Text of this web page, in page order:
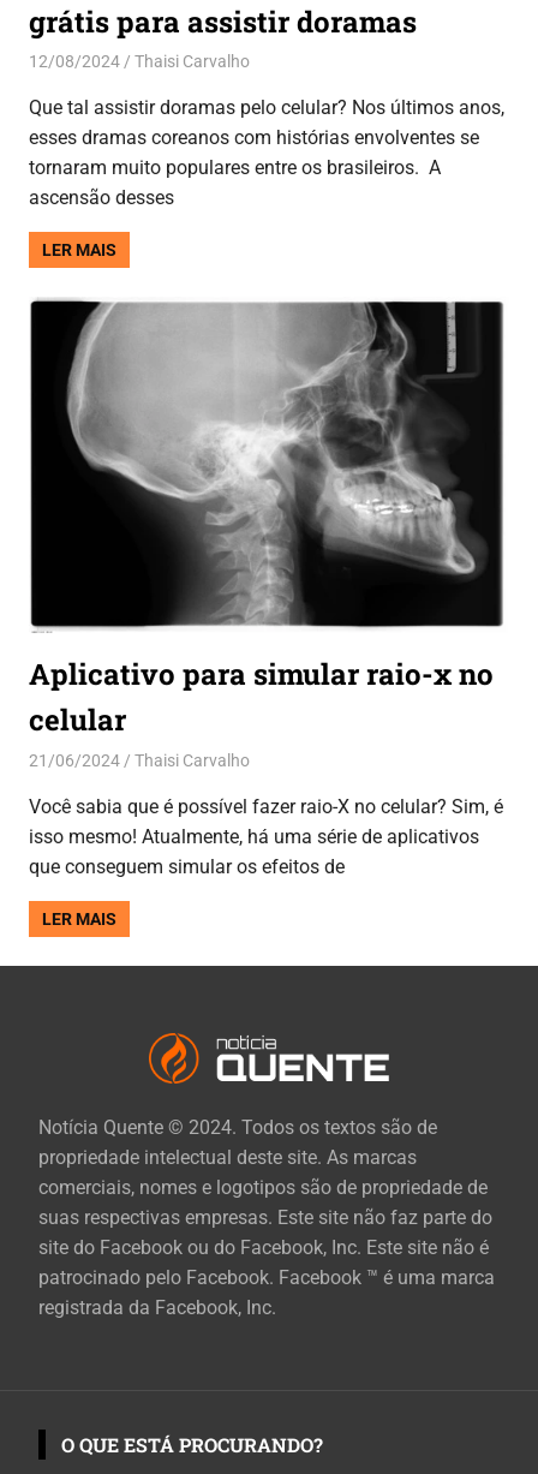
grátis para assistir doramas
12/08/2024 Thaisi CarvalhoAplicativos
Que tal assistir doramas pelo celular? Nos últimos anos,
esses dramas coreanos com histórias envolventes se
tornaram muito populares entre os brasileiros. A
ascensão desses
LER MAIS
Aplicativo para simular raio-x no
celular
21/06/2024 Thaisi CarvalhoAplicativos
Você sabia que é possível fazer raio-X no celular? Sim, é
isso mesmo! Atualmente, há uma série de aplicativos
que conseguem simular os efeitos de
LER MAIS
Notícia Quente © 2024. Todos os textos são de
propriedade intelectual deste site. As marcas
comerciais, nomes e logotipos são de propriedade de
suas respectivas empresas. Este site não faz parte do
site do Facebook ou do Facebook, Inc. Este site não é
patrocinado pelo Facebook. Facebook ™ é uma marca
registrada da Facebook, Inc.
O QUE ESTÁ PROCURANDO?